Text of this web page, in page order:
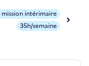
intérimaire
35h/semaine